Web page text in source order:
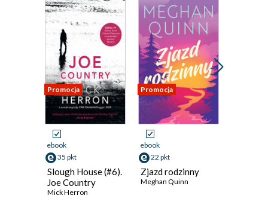
Promocja
ebook
35 pkt
Slough House (#6).
Joe Country
Mick Herron
Promocja
ebook
22 pkt
Zjazd rodzinny
Meghan Quinn